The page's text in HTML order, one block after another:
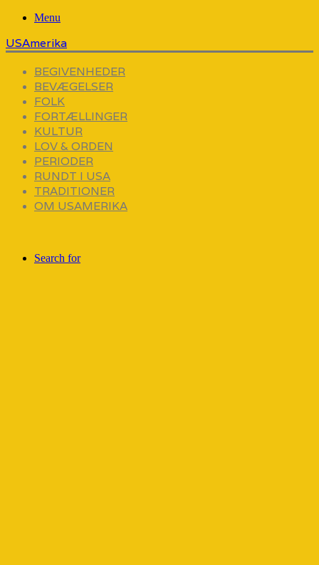
Menu
USAmerika
BEGIVENHEDER
BEVÆGELSER
FOLK
FORTÆLLINGER
KULTUR
LOV & ORDEN
PERIODER
RUNDT I USA
TRADITIONER
OM USAMERIKA
Search for